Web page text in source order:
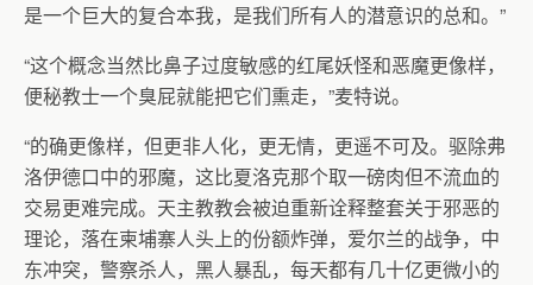
是一个巨大的复合本我，是我们所有人的潜意识的总和。”
“这个概念当然比鼻子过度敏感的红尾妖怪和恶魔更像样，
便秘教士一个臭屁就能把它们熏走，”麦特说。
“的确更像样，但更非人化，更无情，更遥不可及。驱除弗
洛伊德口中的邪魔，这比夏洛克那个取一磅肉但不流血的
交易更难完成。天主教教会被迫重新诠释整套关于邪恶的
理论，落在柬埔寨人头上的份额炸弹，爱尔兰的战争，中
东冲突，警察杀人，黑人暴乱，每天都有几十亿更微小的